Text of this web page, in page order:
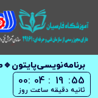
00
روز
: 04
ساعت
: 19
دقیقه
:54
ثانیه